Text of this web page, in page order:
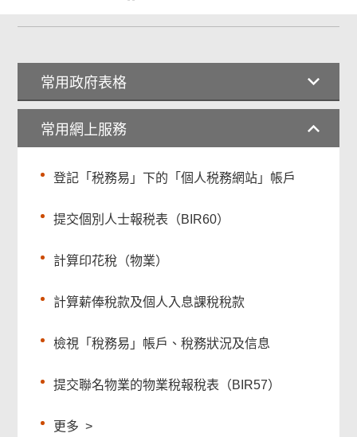
常用政府表格
常用網上服務
登記「税務易」下的「個人税務網站」帳戶
提交個別人士報税表（BIR60）
計算印花稅（物業）
計算薪俸稅款及個人入息課稅稅款
檢視「稅務易」帳戶、稅務狀況及信息
提交聯名物業的物業稅報稅表（BIR57）
更多 >